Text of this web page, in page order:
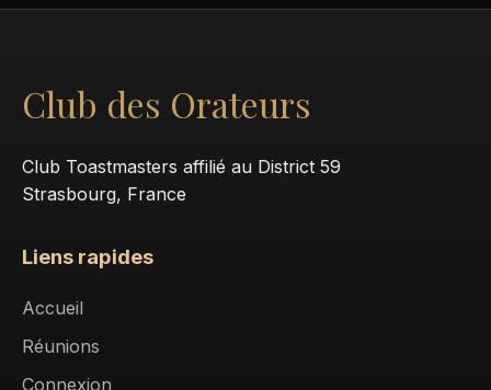
Club des Orateurs
Club Toastmasters affilié au District 59
Strasbourg, France
Liens rapides
Accueil
Réunions
Connexion